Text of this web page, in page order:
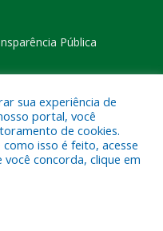
Pública
Municipal de Eldorado
sua experiência de
portal, você
de cookies.
isso é feito, acesse
você concorda, clique em